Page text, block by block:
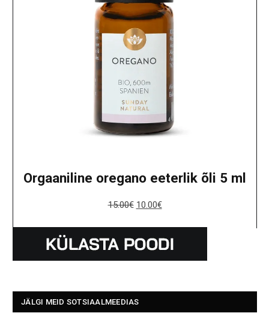
Orgaaniline oregano eeterlik õli 5 ml
15.00€ 10.00€
JÄLGI MEID SOTSIAALMEEDIAS